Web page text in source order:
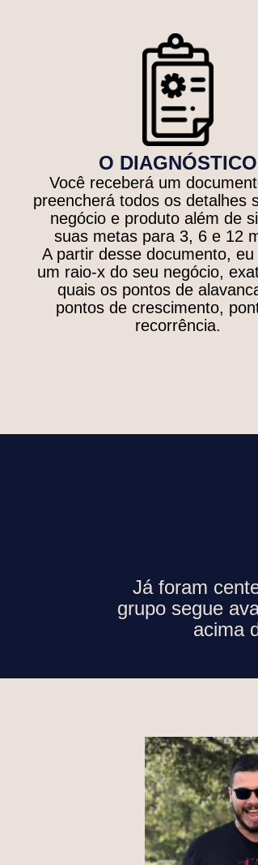
O DIAGNÓSTICO
Você receberá um
preencherá todos os detalhes
negócio e produto além de
suas metas para 3, 6 e 12
A partir desse documento, eu
um raio-x do seu negócio,
quais os pontos de
pontos de crescimento,
recorrência.
Já foram
grupo segue
acima